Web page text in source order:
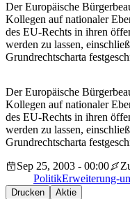
Der Europäische
Kollegen auf nationaler
des EU-Rechts in ihren
werden zu lassen,
Grundrechtscharta
Der Europäische
Kollegen auf nationaler
des EU-Rechts in ihren
werden zu lassen,
Grundrechtscharta
Sep 25, 2003 - 00:00
PolitikErweiterung-
Drucken Aktie